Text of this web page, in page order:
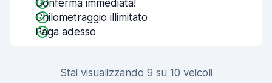
Conferma immediata!
Chilometraggio illimitato
Paga adesso
Stai visualizzando 9 su 10 veicoli